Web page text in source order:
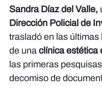
Sandra Díaz del Valle,
Dirección Policial de
trasladó en las
de una clínica estética
las primeras
decomiso de